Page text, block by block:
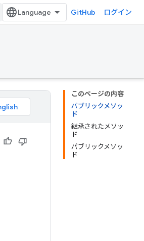
GitHub ログイン
このページの内容
パブリックメソッ
ド
継承されたメソッ
ド
パブリックメソッ
ド